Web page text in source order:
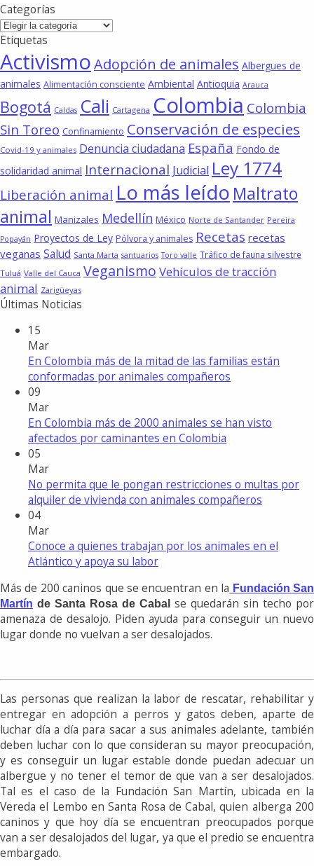
Categorías
Categorías
Etiquetas
ActivismoAdopción de animales Albergues de
animales Alimentación consciente Ambiental Antioquia Arauca
Bogotá Caldas Cali Cartagena Colombia Colombia
Sin Toreo Confinamiento Conservación de especies
Covid-19 y animales Denuncia ciudadana España Fondo de
solidaridad animal Internacional Judicial Ley 1774
Liberación animal Lo más leído Maltrato
animal Manizales Medellín México Norte de Santander Pereira
Popayán Proyectos de Ley Pólvora y animales Recetas recetas
veganas Salud Santa Marta santuarios Toro valle Tráfico de fauna silvestre
Tuluá Valle del Cauca Veganismo Vehículos de tracción
animal Zarigüeyas
Últimas Noticias
15
Mar
En Colombia más de la mitad de las familias están
conformadas por animales compañeros
09
Mar
En Colombia más de 2000 animales se han visto
afectados por caminantes en Colombia
05
Mar
No permita que le pongan restricciones o multas por
alquiler de vivienda con animales compañeros
04
Mar
Conoce a quienes trabajan por los animales en el
Atlántico y apoya su labor
Más de 200 caninos que se encuentran en la Fundación San
Martín de Santa Rosa de Cabal se quedarán sin techo por
amenaza de desalojo. Piden ayuda para conseguir un nuevo
lugar donde no vuelvan a ser desalojados.
Las personas que realizan la labor de rescatar, rehabilitar y
entregar en adopción a perros y gatos deben, aparte de
luchar día a día para sacar a sus animales adelante, también
deben luchar con lo que consideran su mayor preocupación,
y es conseguir un lugar estable donde puedan adecuar un
albergue y no tener el temor de que van a ser desalojados.
Tal es el caso de la Fundación San Martín, ubicada en la
Vereda el Lembo en Santa Rosa de Cabal, quien alberga 200
caninos y que hoy día se encuentran preocupados porque
van a ser desalojados del lugar, ya que el predio se encuentra
embargado.